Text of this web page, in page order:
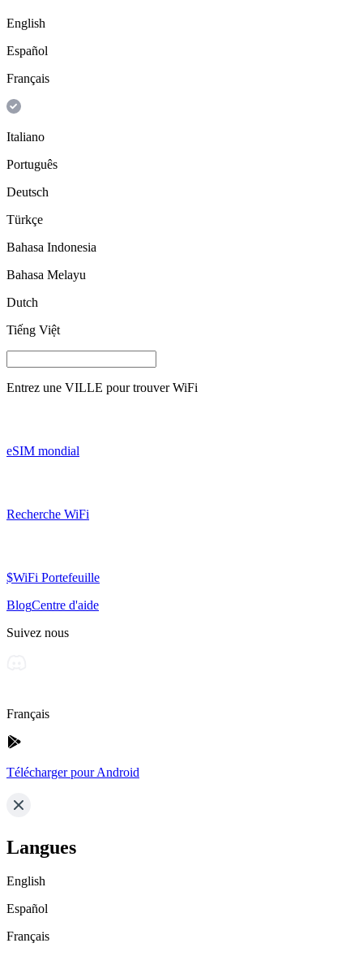
English
Español
Français
Italiano
Português
Deutsch
Türkçe
Bahasa Indonesia
Bahasa Melayu
Dutch
Tiếng Việt
Entrez une VILLE pour trouver WiFi
eSIM mondial
Recherche WiFi
$WiFi Portefeuille
BlogCentre d'aide
Suivez nous
Français
Télécharger pour Android
Langues
English
Español
Français